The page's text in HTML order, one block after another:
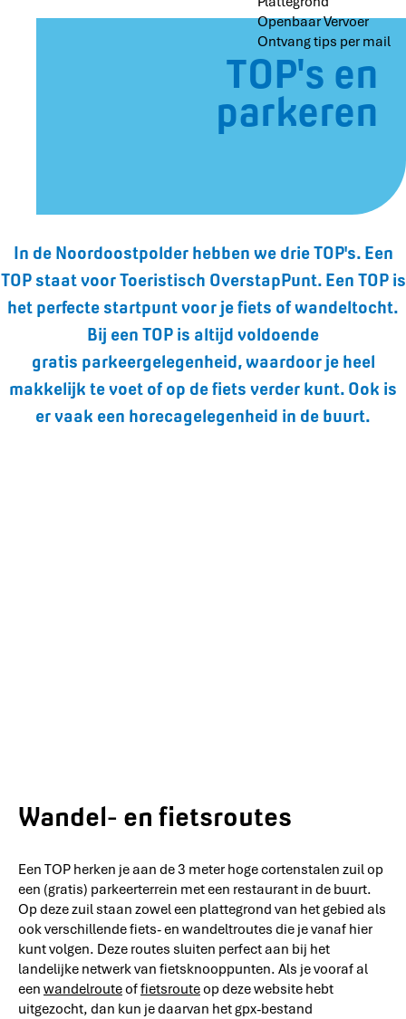
Openbaar Vervoer
Ontvang tips per mail
TOP's en
parkeren
In de Noordoostpolder hebben we drie TOP's. Een
TOP staat voor Toeristisch OverstapPunt. Een TOP is
het perfecte startpunt voor je fiets of wandeltocht.
Bij een TOP is altijd voldoende
gratis parkeergelegenheid, waardoor je heel
makkelijk te voet of op de fiets verder kunt. Ook is
er vaak een horecagelegenheid in de buurt.
Wandel- en fietsroutes
Een TOP herken je aan de 3 meter hoge cortenstalen zuil op
een (gratis) parkeerterrein met een restaurant in de buurt.
Op deze zuil staan zowel een plattegrond van het gebied als
ook verschillende fiets- en wandeltroutes die je vanaf hier
kunt volgen. Deze routes sluiten perfect aan bij het
landelijke netwerk van fietsknooppunten. Als je vooraf al
een wandelrouteoffietsrouteop deze website hebt
uitgezocht, dan kun je daarvan het gpx-bestand